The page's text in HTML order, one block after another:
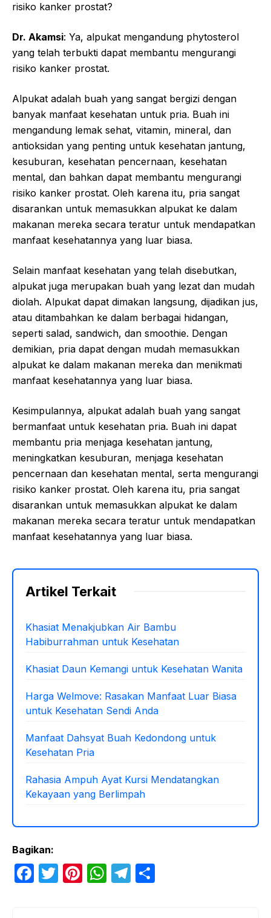
risiko kanker prostat?
Dr. Akamsi: Ya, alpukat mengandung phytosterol
yang telah terbukti dapat membantu mengurangi
risiko kanker prostat.
Alpukat adalah buah yang sangat bergizi dengan
banyak manfaat kesehatan untuk pria. Buah ini
mengandung lemak sehat, vitamin, mineral, dan
antioksidan yang penting untuk kesehatan jantung,
kesuburan, kesehatan pencernaan, kesehatan
mental, dan bahkan dapat membantu mengurangi
risiko kanker prostat. Oleh karena itu, pria sangat
disarankan untuk memasukkan alpukat ke dalam
makanan mereka secara teratur untuk mendapatkan
manfaat kesehatannya yang luar biasa.
Selain manfaat kesehatan yang telah disebutkan,
alpukat juga merupakan buah yang lezat dan mudah
diolah. Alpukat dapat dimakan langsung, dijadikan jus,
atau ditambahkan ke dalam berbagai hidangan,
seperti salad, sandwich, dan smoothie. Dengan
demikian, pria dapat dengan mudah memasukkan
alpukat ke dalam makanan mereka dan menikmati
manfaat kesehatannya yang luar biasa.
Kesimpulannya, alpukat adalah buah yang sangat
bermanfaat untuk kesehatan pria. Buah ini dapat
membantu pria menjaga kesehatan jantung,
meningkatkan kesuburan, menjaga kesehatan
pencernaan dan kesehatan mental, serta mengurangi
risiko kanker prostat. Oleh karena itu, pria sangat
disarankan untuk memasukkan alpukat ke dalam
makanan mereka secara teratur untuk mendapatkan
manfaat kesehatannya yang luar biasa.
Artikel Terkait
Khasiat Menakjubkan Air Bambu
Habiburrahman untuk Kesehatan
Khasiat Daun Kemangi untuk Kesehatan Wanita
Harga Welmove: Rasakan Manfaat Luar Biasa
untuk Kesehatan Sendi Anda
Manfaat Dahsyat Buah Kedondong untuk
Kesehatan Pria
Rahasia Ampuh Ayat Kursi Mendatangkan
Kekayaan yang Berlimpah
Bagikan:
F
T
Pi W T